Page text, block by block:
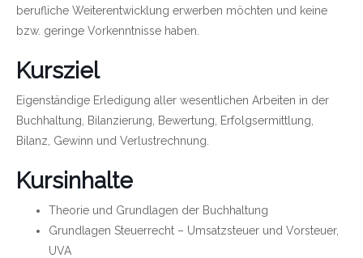
berufliche Weiterentwicklung erwerben möchten und keine
bzw. geringe Vorkenntnisse haben.
Kursziel
Eigenständige Erledigung aller wesentlichen Arbeiten in der
Buchhaltung, Bilanzierung, Bewertung, Erfolgsermittlung,
Bilanz, Gewinn und Verlustrechnung.
Kursinhalte
Theorie und Grundlagen der Buchhaltung
Grundlagen Steuerrecht – Umsatzsteuer und Vorsteuer,
UVA